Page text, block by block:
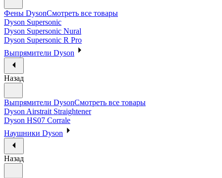
Фены DysonСмотреть все товары
Dyson Supersonic
Dyson Supersonic Nural
Dyson Supersonic R Pro
Выпрямители Dyson
Назад
Выпрямители DysonСмотреть все товары
Dyson Airstrait Straightener
Dyson HS07 Corrale
Наушники Dyson
Назад